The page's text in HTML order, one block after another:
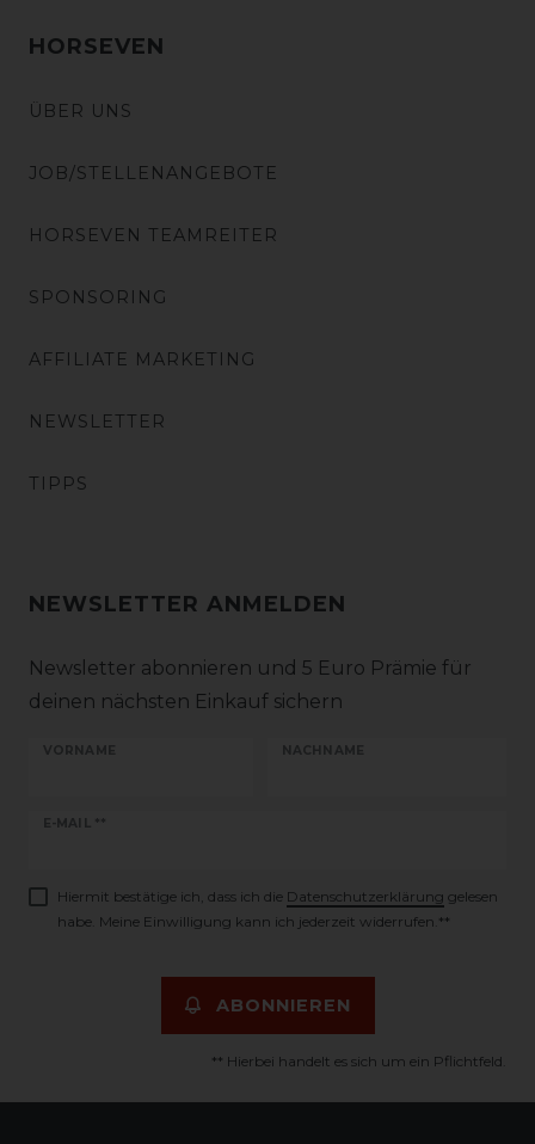
HORSEVEN
ÜBER UNS
JOB/STELLENANGEBOTE
HORSEVEN TEAMREITER
SPONSORING
AFFILIATE MARKETING
NEWSLETTER
TIPPS
NEWSLETTER ANMELDEN
Newsletter abonnieren und 5 Euro Prämie für
deinen nächsten Einkauf sichern
VORNAME NACHNAME
E-MAIL **
Newsletter
Hiermit bestätige ich, dass ich die Daten­schutz­erklärung gelesen
habe. Meine Einwilligung kann ich jederzeit widerrufen.**
ABONNIEREN
** Hierbei handelt es sich um ein Pflichtfeld.